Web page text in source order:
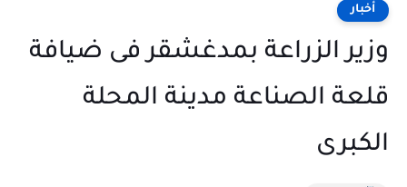
أخبار
وزير الزراعة بمدغشقر فى ضيافة
قلعة الصناعة مدينة المحلة
الكبرى